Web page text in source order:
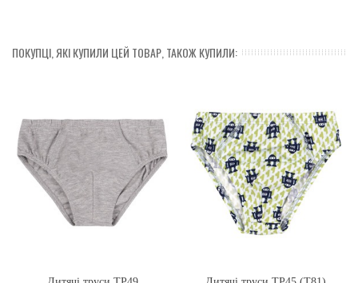
ПОКУПЦІ, ЯКІ КУПИЛИ ЦЕЙ ТОВАР, ТАКОЖ КУПИЛИ: